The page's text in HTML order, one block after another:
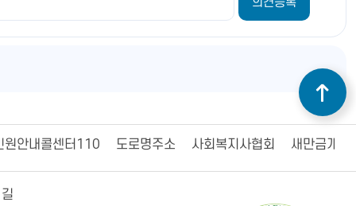
원안내콜센터110 도로명주소 사회복지사협회 새만금개발